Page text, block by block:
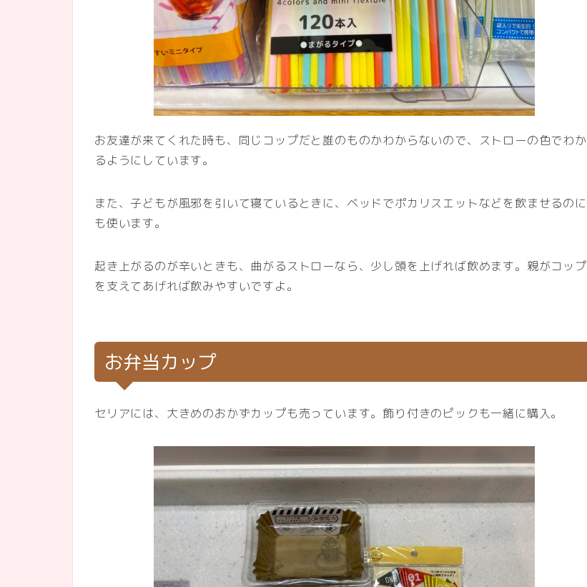
お友達が来てくれた時も、同じコップだと誰のものかわからないので、ストローの色でわか
るようにしています。
また、子どもが風邪を引いて寝ているときに、ベッドでポカリスエットなどを飲ませるのに
も使います。
起き上がるのが辛いときも、曲がるストローなら、少し頭を上げれば飲めます。親がコップ
を支えてあげれば飲みやすいですよ。
お弁当カップ
セリアには、大きめのおかずカップも売っています。飾り付きのピックも一緒に購入。